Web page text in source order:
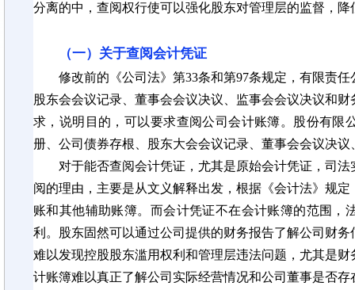
分离的中，查阅权行使可以强化股东对管理层的监督，
（一）关于查阅会计凭证
修改前的《公司法》第33条和第97条规定，有限责
股东会会议记录、董事会会议决议、监事会会议决议和
求，说明目的，可以要求查阅公司会计账簿。股份有限
册、公司债券存根、股东大会会议记录、董事会会议决
对于能否查阅会计凭证，尤其是原始会计凭证，司
阅的理由，主要是从文义解释出发，根据 《会计法》 规定
账和其他辅助账簿。而会计凭证不在会计账簿的范围，
利。股东固然可以通过公司提供的财务报告了解公司财
难以发现控股股东滥用权利和管理层违法问题，尤其是
计账簿难以真正了解公司实际经营情况和公司董事是否